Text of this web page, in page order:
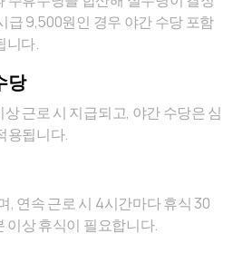
급 9,500원인 경우 야간 수당 포함
니다.
당
근로 시 지급되고, 야간 수당은 심
용됩니다.
, 연속 근로 시 4시간마다 휴식 30
이상 휴식이 필요합니다.